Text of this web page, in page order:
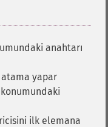
anahtarı
yapar
ilk elemana